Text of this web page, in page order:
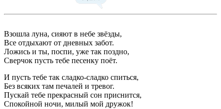
Взошла луна, сияют в небе звёзды,
Все отдыхают от дневных забот.
Ложись и ты, поспи, уже так поздно,
Сверчок пусть тебе песенку поёт.
И пусть тебе так сладко-сладко спиться,
Без всяких там печалей и тревог.
Пускай тебе прекрасный сон приснится,
Спокойной ночи, милый мой дружок!